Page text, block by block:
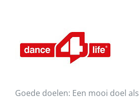
Goede doelen: Een mooi doel als